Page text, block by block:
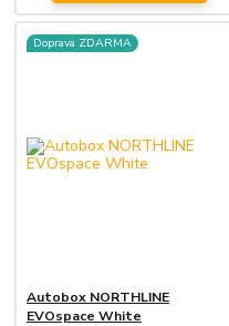
Doprava ZDARMA
Autobox NORTHLINE
EVOspace White